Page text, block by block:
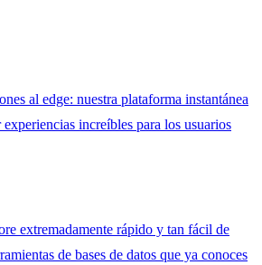
al edge: nuestra plataforma instantánea
experiencias increíbles para los usuarios
extremadamente rápido y tan fácil de
de bases de datos que ya conoces